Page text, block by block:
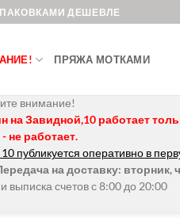
ДЕШЕВЛЕ
ПРЯЖА МОТКАМИ
внимание!
Завидной,10 работает
не работает.
публикуется оперативно в
на доставку: вторник,
выписка счетов с 8:00 до 20:00